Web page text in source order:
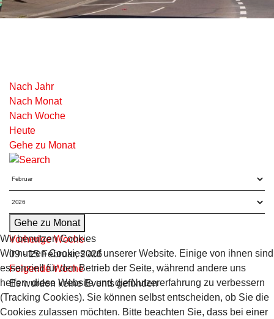
Nach Jahr
Nach Monat
Nach Woche
Heute
Gehe zu Monat
Gehe zu Monat
Vorherige Woche
09 - 15 Februar, 2026
Folgende Woche
Es wurden keine Events gefunden
Wir benutzen Cookies
Wir nutzen Cookies auf unserer Website. Einige von ihnen sind
essenziell für den Betrieb der Seite, während andere uns
helfen, diese Website und die Nutzererfahrung zu verbessern
(Tracking Cookies). Sie können selbst entscheiden, ob Sie die
Cookies zulassen möchten. Bitte beachten Sie, dass bei einer